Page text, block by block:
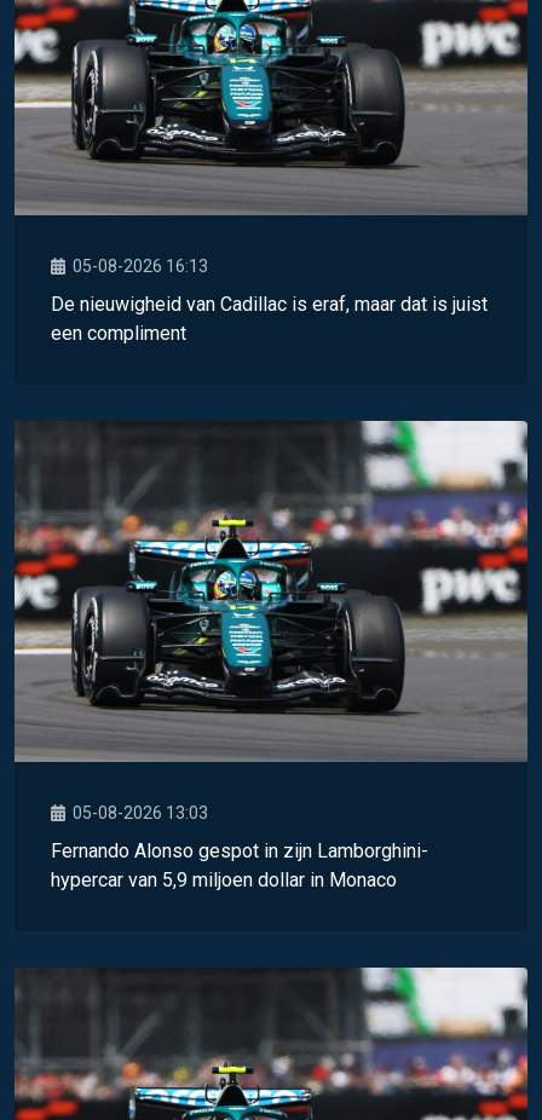
05-08-2026 16:13
De nieuwigheid van Cadillac is eraf, maar dat is juist
een compliment
05-08-2026 13:03
Fernando Alonso gespot in zijn Lamborghini-
hypercar van 5,9 miljoen dollar in Monaco